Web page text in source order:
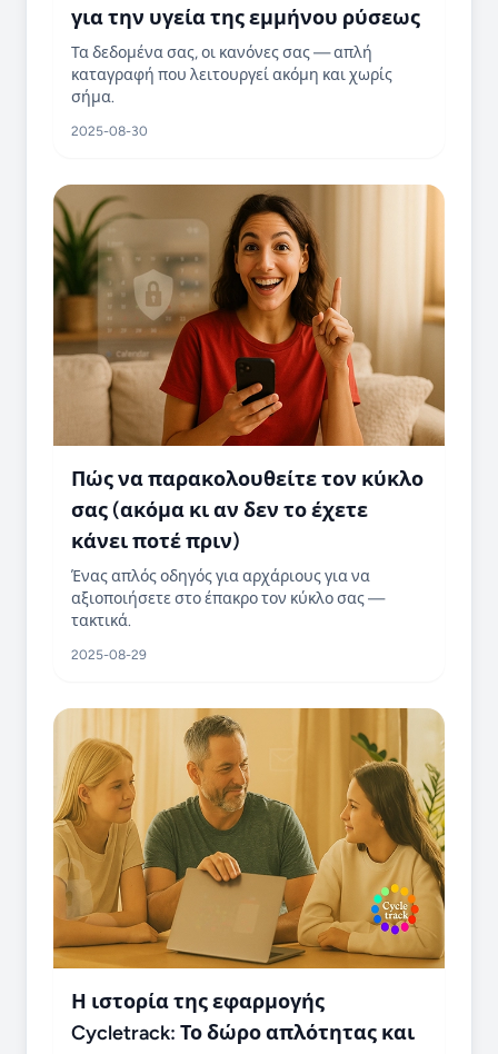
για την υγεία της εμμήνου ρύσεως
Τα δεδομένα σας, οι κανόνες σας — απλή
καταγραφή που λειτουργεί ακόμη και χωρίς
σήμα.
2025-08-30
Πώς να παρακολουθείτε τον κύκλο
σας (ακόμα κι αν δεν το έχετε
κάνει ποτέ πριν)
Ένας απλός οδηγός για αρχάριους για να
αξιοποιήσετε στο έπακρο τον κύκλο σας —
τακτικά.
2025-08-29
Η ιστορία της εφαρμογής
Cycletrack: Το δώρο απλότητας και